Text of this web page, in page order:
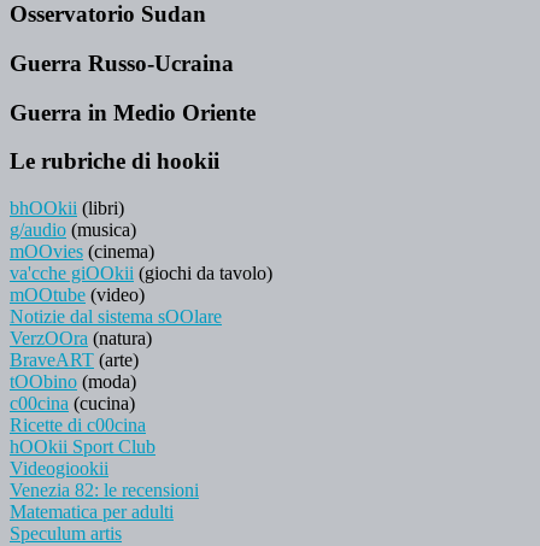
Osservatorio Sudan
Guerra Russo-Ucraina
Guerra in Medio Oriente
Le rubriche di hookii
bhOOkii (libri)
g/audio (musica)
mOOvies (cinema)
va'cche giOOkii (giochi da tavolo)
mOOtube (video)
Notizie dal sistema sOOlare
VerzOOra (natura)
BraveART (arte)
tOObino (moda)
c00cina (cucina)
Ricette di c00cina
hOOkii Sport Club
Videogiookii
Venezia 82: le recensioni
Matematica per adulti
Speculum artis